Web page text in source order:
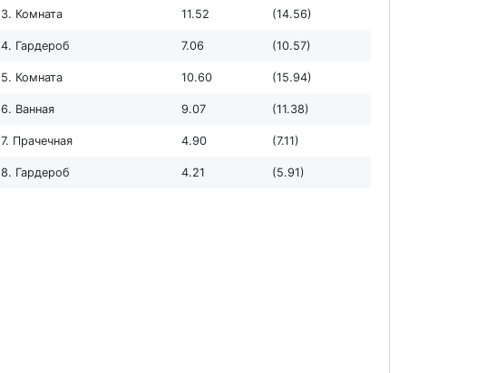
3. Комната 11.52 (14.56)
4. Гардероб 7.06 (10.57)
5. Комната 10.60 (15.94)
6. Ванная 9.07 (11.38)
7. Прачечная 4.90 (7.11)
8. Гардероб 4.21 (5.91)